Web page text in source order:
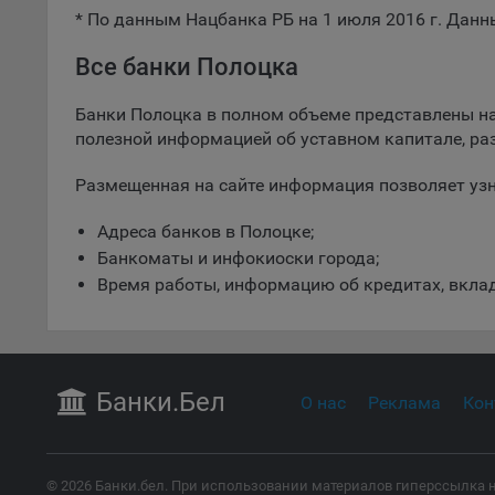
5.1.
5.3.
5.4.
* По данным Нацбанка РБ на 1 июля 2016 г.
Все банки Полоцка
Банки Полоцка в полном объеме представлены
полезной информацией об уставном капитале,
Размещенная на сайте информация позволяет
Адреса банков в Полоцке;
Банкоматы и инфокиоски города;
Время работы, информацию об кредитах,
Банки.Бел О нас Реклама
© 2026 Банки.бел. При использовании материалов гиперссылка